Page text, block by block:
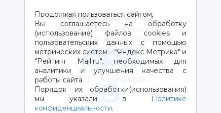
Продолжая пользоваться сайтом,
Вы соглашаетесь на обработку
(использование) файлов cookies и
пользовательских данных с помощью
метрических систем - "Яндекс Метрика" и
"Рейтинг Mail.ru“, необходимых для
аналитики и улучшения качества с
работы сайта.
Порядок их обработки(использования)
мы указали в
Политике
конфиденциальности.
8-800-333-44-22
Звонок по России бесплатный
с 9:00 до 21:00 (время московское)
Чат с поддержкой